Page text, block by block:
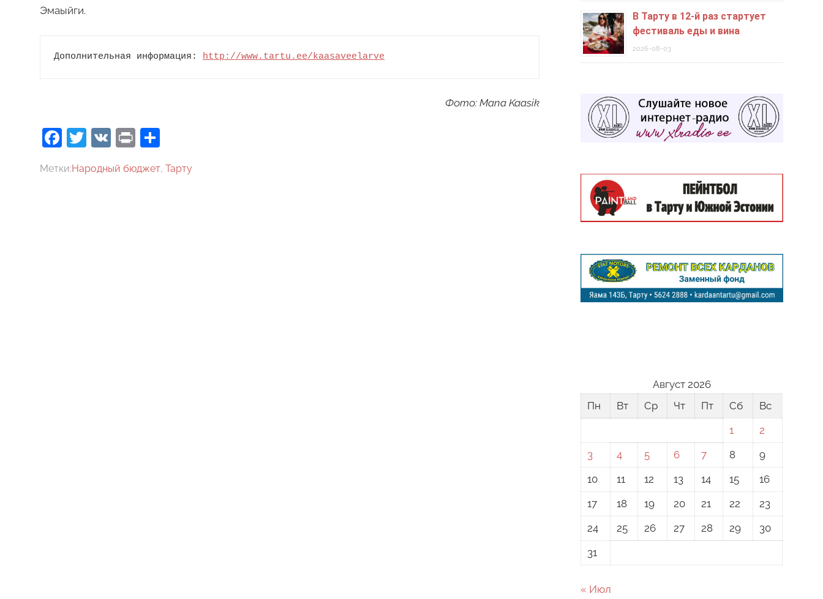
Эмаыйги.
Дополнительная информация: http://www.tartu.ee/kaasaveelarve
Фото: Mana Kaasik
Facebook
Twitter
VKPrintОтправить
Метки:Народный бюджет, Тарту
В Тарту в 12-й раз стартует
фестиваль еды и вина
2026-08-03
Август 2026
Пн
Вт Ср Чт Пт Сб
Вс
1
2
3
4 5 6 7 8
9
10
11 12 13 14 15
16
17
18 19 20 21 22
23
24
25 26 27 28 29
30
31
« Июл